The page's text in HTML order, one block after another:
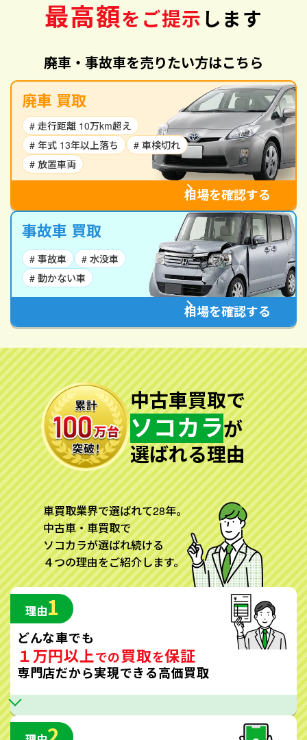
最高額をご提示 します
廃車・事故車を売りたい方はこちら
廃車 買取
# 走行距離 10万km超え
# 年式 13年以上落ち
# 車検切れ
# 放置車両
相場を確認する
事故車 買取
# 事故車
# 水没車
# 動かない車
相場を確認する
中古車買取で
ソコカラが
選ばれる理由
車買取業界で選ばれて28年。
中古車・車買取で
ソコカラが選ばれ続ける
４つの理由をご紹介します。
理由1
どんな車でも
１万円以上での買取を保証
専門店だから実現できる高価買取